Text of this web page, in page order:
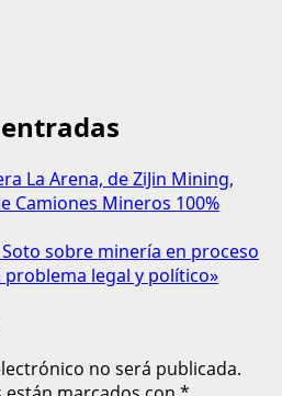
La Arena, de ZiJin Mining,
Camiones Mineros 100%
sobre minería en proceso
legal y político»
no será publicada.